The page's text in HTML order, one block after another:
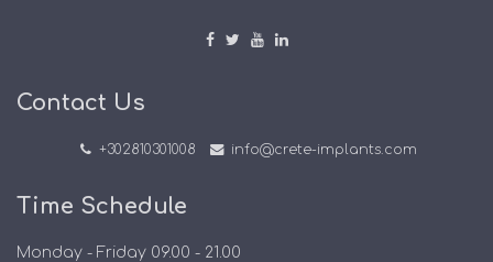
Contact Us
+302810301008 info@crete-implants.com
Time Schedule
Monday - Friday 09.00 - 21.00